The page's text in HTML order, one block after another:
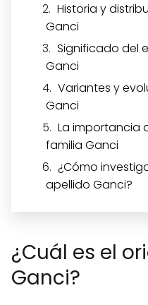
Historia y
Ganci
Significado del
Ganci
Variantes y
Ganci
La importancia
familia Ganci
¿Cómo
apellido Ganci?
¿Cuál es el
Ganci?